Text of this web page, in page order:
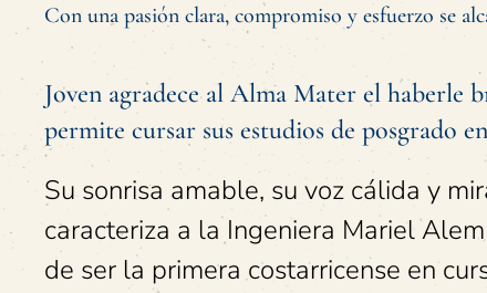
Con una pasión clara, compromiso y esfuerzo se
Joven agradece al Alma Mater el haberle
permite cursar sus estudios de posgrado
Su sonrisa amable, su voz cálida y
caracteriza a la Ingeniera Mariel
de ser la primera costarricense en